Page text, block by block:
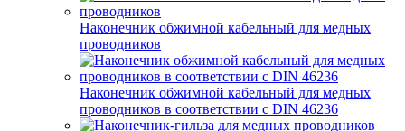
Наконечник обжимной кабельный для медных
проводников
Наконечник обжимной кабельный для медных
проводников в соответствии с DIN 46236